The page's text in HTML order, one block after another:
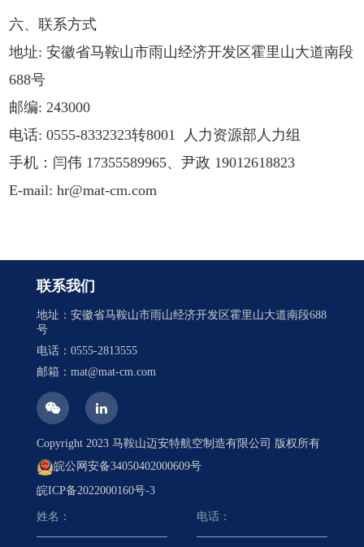
六、联系方式
地址: 安徽省马鞍山市雨山经济开发区霍里山大道南段
688号
邮编: 243000
电话: 0555-8332323转8001 人力资源部人力组
手机：闫伟 17355589965、尹政 19012618823
E-mail: hr@mat-cm.com
联系我们
地址：安徽省马鞍山市雨山经济开发区霍里山大道南段688
号
电话：0555-2813555
邮箱：mat@mat-cm.com
Copyright 2023 马鞍山迈安特航空制造有限公司 版权所有
皖公网安备34050402000609号
皖ICP备2022000160号-3